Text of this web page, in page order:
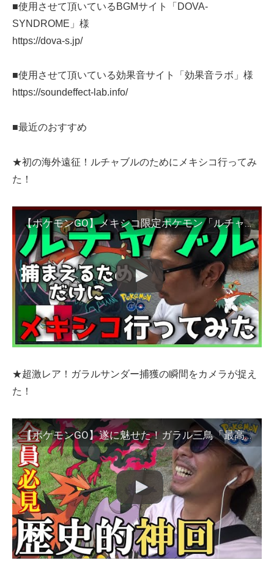
■使用させて頂いているBGMサイト「DOVA-
SYNDROME」様
https://dova-s.jp/
■使用させて頂いている効果音サイト「効果音ラボ」様
https://soundeffect-lab.info/
■最近のおすすめ
★初の海外遠征！ルチャブルのためにメキシコ行ってみ
た！
【ポケモンGO】メキシコ限定ポケモン「ルチャブル」を捕獲するためだけにメキシコまで行ってみた。ええ、ガチです。【メキシコ1日目】
★超激レア！ガラルサンダー捕獲の瞬間をカメラが捉え
た！
【ポケモンGO】遂に魅せた！ガラル三鳥「最高の瞬間」を見逃すな！はがねタイプイベントの前日確認×三鳥チャレンジで歴史的神回が超爆誕スペシャル！【52回目の挑戦】